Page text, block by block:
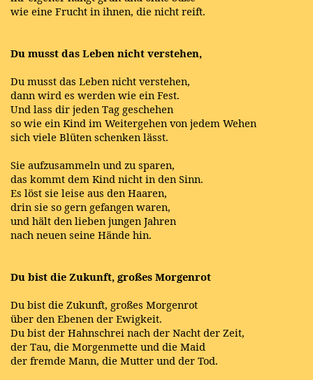
wie eine Frucht in ihnen, die nicht reift.
Du musst das Leben nicht verstehen,
Du musst das Leben nicht verstehen,
dann wird es werden wie ein Fest.
Und lass dir jeden Tag geschehen
so wie ein Kind im Weitergehen von jedem Wehen
sich viele Blüten schenken lässt.
Sie aufzusammeln und zu sparen,
das kommt dem Kind nicht in den Sinn.
Es löst sie leise aus den Haaren,
drin sie so gern gefangen waren,
und hält den lieben jungen Jahren
nach neuen seine Hände hin.
Du bist die Zukunft, großes Morgenrot
Du bist die Zukunft, großes Morgenrot
über den Ebenen der Ewigkeit.
Du bist der Hahnschrei nach der Nacht der Zeit,
der Tau, die Morgenmette und die Maid
der fremde Mann, die Mutter und der Tod.